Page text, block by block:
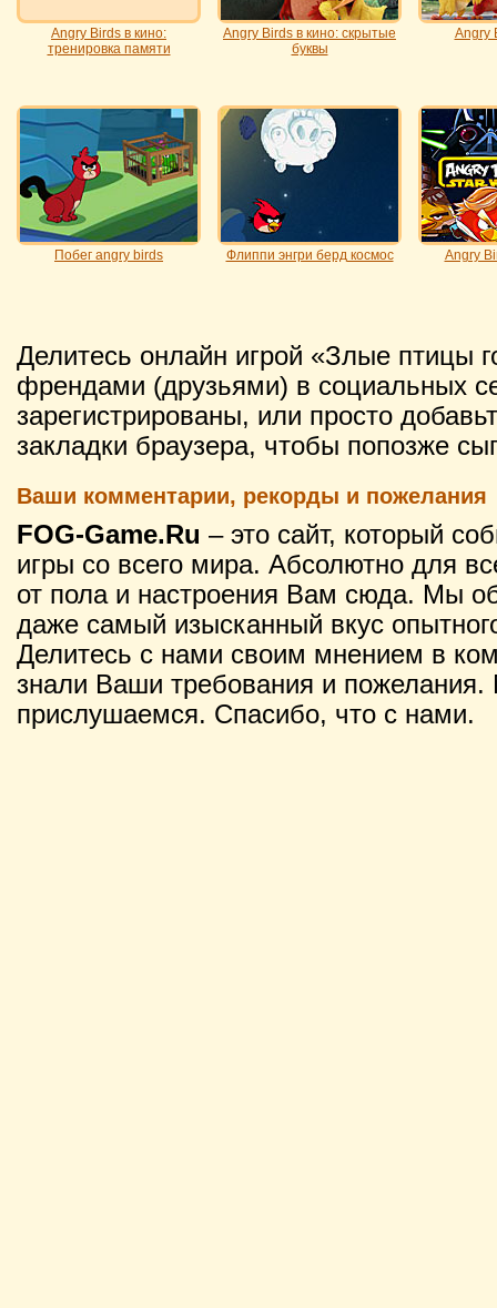
Angry Birds в кино:
тренировка памяти
Angry Birds в кино: скрытые
буквы
Angry
Побег angry birds Флиппи энгри берд космос Angry
Делитесь онлайн игрой «Злые птицы
френдами (друзьями) в социальных
зарегистрированы, или просто
закладки браузера, чтобы попозже
Ваши комментарии, рекорды и пожелания
FOG-Game.Ru – это сайт, который
игры со всего мира. Абсолютно для
от пола и настроения Вам сюда. Мы
даже самый изысканный вкус
Делитесь с нами своим мнением в
знали Ваши требования и
прислушаемся. Спасибо, что с нами.